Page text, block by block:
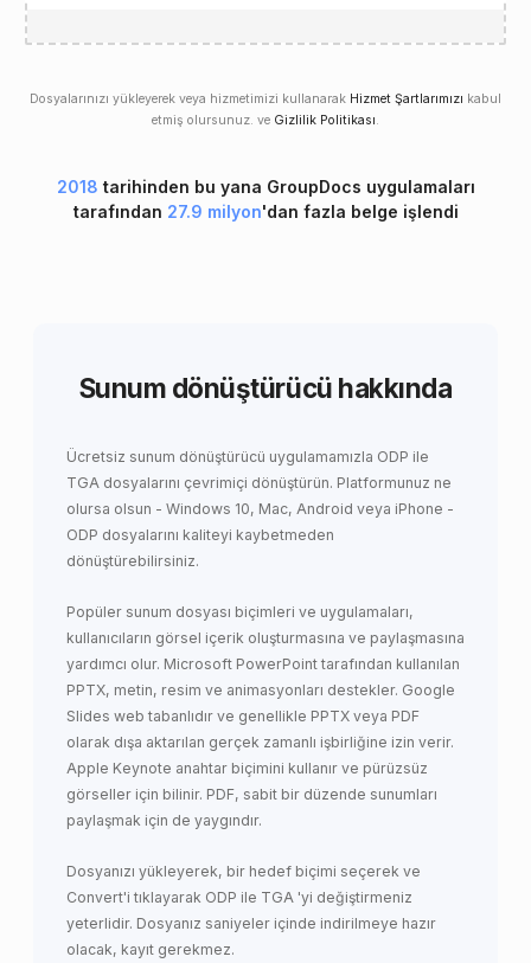
Dosyalarınızı yükleyerek veya hizmetimizi kullanarak Hizmet Şartlarımızı kabul
etmiş olursunuz. ve Gizlilik Politikası.
2018 tarihinden bu yana GroupDocs uygulamaları
tarafından 27.9 milyon'dan fazla belge işlendi
Sunum dönüştürücü hakkında
Ücretsiz sunum dönüştürücü uygulamamızla ODP ile
TGA dosyalarını çevrimiçi dönüştürün. Platformunuz ne
olursa olsun - Windows 10, Mac, Android veya iPhone -
ODP dosyalarını kaliteyi kaybetmeden
dönüştürebilirsiniz.
Popüler sunum dosyası biçimleri ve uygulamaları,
kullanıcıların görsel içerik oluşturmasına ve paylaşmasına
yardımcı olur. Microsoft PowerPoint tarafından kullanılan
PPTX, metin, resim ve animasyonları destekler. Google
Slides web tabanlıdır ve genellikle PPTX veya PDF
olarak dışa aktarılan gerçek zamanlı işbirliğine izin verir.
Apple Keynote anahtar biçimini kullanır ve pürüzsüz
görseller için bilinir. PDF, sabit bir düzende sunumları
paylaşmak için de yaygındır.
Dosyanızı yükleyerek, bir hedef biçimi seçerek ve
Convert'i tıklayarak ODP ile TGA 'yi değiştirmeniz
yeterlidir. Dosyanız saniyeler içinde indirilmeye hazır
olacak, kayıt gerekmez.